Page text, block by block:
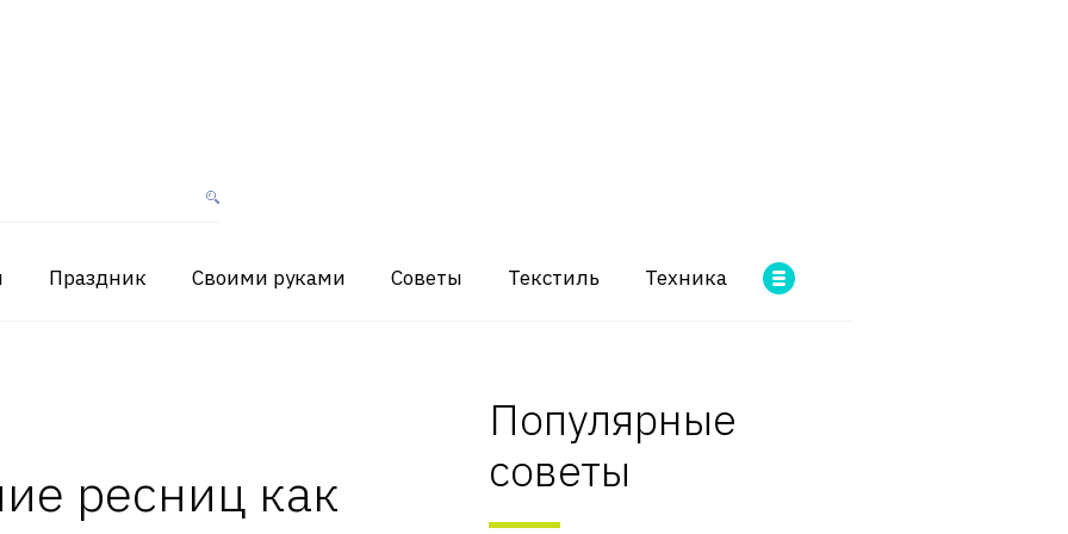
Праздник Своими руками Советы Текстиль Техника
ресниц как
Популярные
советы